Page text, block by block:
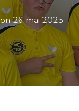
on26 mai 2025